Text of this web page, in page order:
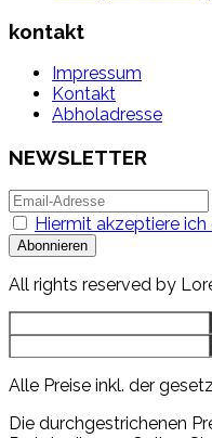
kontakt
Impressum
Kontakt
Abholadresse
NEWSLETTER
Hiermit akzeptiere
All rights reserved by
Alle Preise inkl. der
Die durchgestrichenen